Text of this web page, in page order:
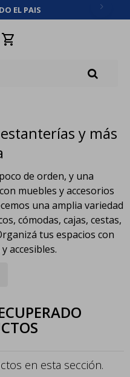
EL PAIS
y más
de orden, y una
muebles y accesorios
una amplia variedad
cómodas, cajas, cestas,
tus espacios con
accesibles.
en esta sección.